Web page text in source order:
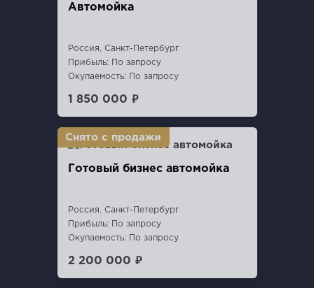
Автомойка
Россия, Санкт-Петербург
Прибыль: По запросу
Окупаемость: По запросу
1 850 000 ₽
Готовый бизнес автомойка
Россия, Санкт-Петербург
Прибыль: По запросу
Окупаемость: По запросу
2 200 000 ₽